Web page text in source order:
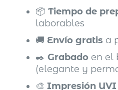
📦Tiempo de
laborables
🚚Envío gratis a
✒️Grabado en el
(elegante y
🎨Impresión UVI